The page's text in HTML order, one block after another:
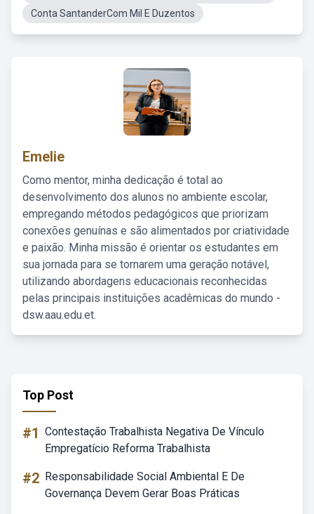
Conta SantanderCom Mil E Duzentos
Emelie
Como mentor, minha dedicação é total ao
desenvolvimento dos alunos no ambiente escolar,
empregando métodos pedagógicos que priorizam
conexões genuínas e são alimentados por criatividade
e paixão. Minha missão é orientar os estudantes em
sua jornada para se tornarem uma geração notável,
utilizando abordagens educacionais reconhecidas
pelas principais instituições acadêmicas do mundo -
dsw.aau.edu.et.
Top Post
#1 Contestação Trabalhista Negativa De Vínculo
Empregatício Reforma Trabalhista
#2 Responsabilidade Social Ambiental E De
Governança Devem Gerar Boas Práticas